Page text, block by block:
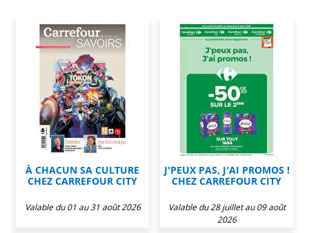
À CHACUN SA CULTURE
CHEZ CARREFOUR CITY
Valable du 01 au 31 août 2026
J'PEUX PAS, J'AI PROMOS !
CHEZ CARREFOUR CITY
Valable du 28 juillet au 09 août
2026